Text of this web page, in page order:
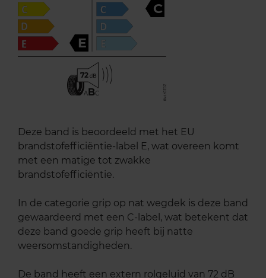
E
C
72
ABC
Deze band is beoordeeld met het EU
brandstofefficiëntie-label E, wat overeen komt
met een matige tot zwakke
brandstofefficiëntie.
In de categorie grip op nat wegdek is deze band
gewaardeerd met een C-label, wat betekent dat
deze band goede grip heeft bij natte
weersomstandigheden.
De band heeft een extern rolgeluid van 72 dB